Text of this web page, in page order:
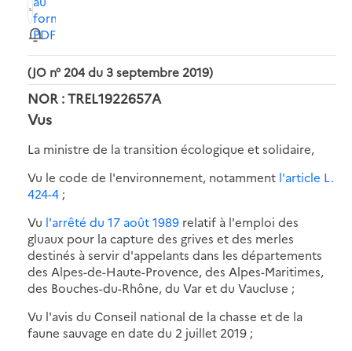
format
PDF
(JO n° 204 du 3 septembre 2019)
NOR : TREL1922657A
Vus
La ministre de la transition écologique et solidaire,
Vu le code de l'environnement, notamment l'article L.
424-4 ;
Vu l'arrêté du 17 août 1989 relatif à l'emploi des
gluaux pour la capture des grives et des merles
destinés à servir d'appelants dans les départements
des Alpes-de-Haute-Provence, des Alpes-Maritimes,
des Bouches-du-Rhône, du Var et du Vaucluse ;
Vu l'avis du Conseil national de la chasse et de la
faune sauvage en date du 2 juillet 2019 ;